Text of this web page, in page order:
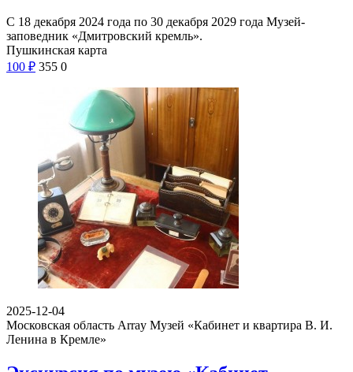
С 18 декабря 2024 года по 30 декабря 2029 года Музей-
заповедник «Дмитровский кремль».
Пушкинская карта
100 ₽ 355 0
2025-12-04
Московская область Array Музей «Кабинет и квартира В. И.
Ленина в Кремле»